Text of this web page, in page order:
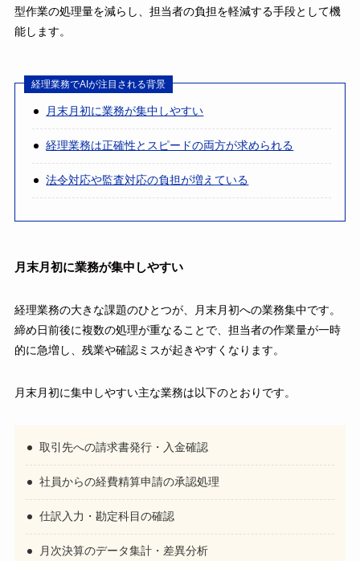
型作業の処理量を減らし、担当者の負担を軽減する手段として機
能します。
経理業務でAIが注目される背景
月末月初に業務が集中しやすい
経理業務は正確性とスピードの両方が求められる
法令対応や監査対応の負担が増えている
月末月初に業務が集中しやすい
経理業務の大きな課題のひとつが、月末月初への業務集中です。
締め日前後に複数の処理が重なることで、担当者の作業量が一時
的に急増し、残業や確認ミスが起きやすくなります。
月末月初に集中しやすい主な業務は以下のとおりです。
取引先への請求書発行・入金確認
社員からの経費精算申請の承認処理
仕訳入力・勘定科目の確認
月次決算のデータ集計・差異分析